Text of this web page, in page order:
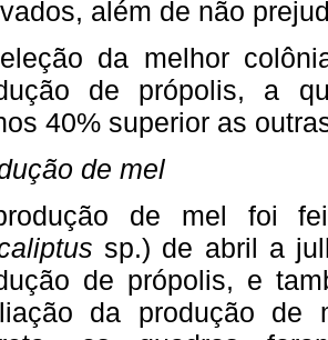
além de não
da melhor
de própolis, a
40% superior as
de mel
de mel foi
sp.) de abril a
de própolis, e
da produção de